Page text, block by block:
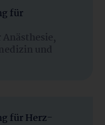
für
und
für Herz-